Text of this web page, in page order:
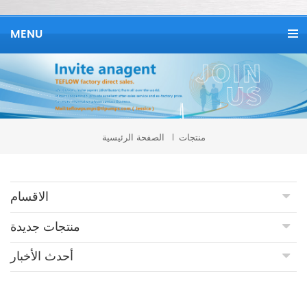
MENU
الصفحة الرئيسية منتجات
الاقسام
منتجات جديدة
أحدث الأخبار